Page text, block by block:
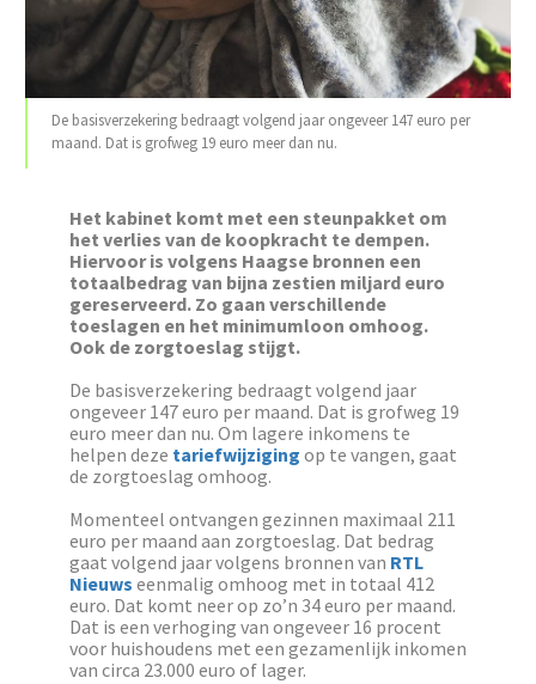
De basisverzekering bedraagt volgend jaar ongeveer 147 euro per
maand. Dat is grofweg 19 euro meer dan nu.
Het kabinet komt met een steunpakket om
het verlies van de koopkracht te dempen.
Hiervoor is volgens Haagse bronnen een
totaalbedrag van bijna zestien miljard euro
gereserveerd. Zo gaan verschillende
toeslagen en het minimumloon omhoog.
Ook de zorgtoeslag stijgt.
De basisverzekering bedraagt volgend jaar
ongeveer 147 euro per maand. Dat is grofweg 19
euro meer dan nu. Om lagere inkomens te
helpen deze tariefwijziging op te vangen, gaat
de zorgtoeslag omhoog.
Momenteel ontvangen gezinnen maximaal 211
euro per maand aan zorgtoeslag. Dat bedrag
gaat volgend jaar volgens bronnen van RTL
Nieuws eenmalig omhoog met in totaal 412
euro. Dat komt neer op zo’n 34 euro per maand.
Dat is een verhoging van ongeveer 16 procent
voor huishoudens met een gezamenlijk inkomen
van circa 23.000 euro of lager.